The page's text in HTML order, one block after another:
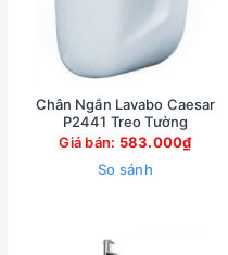
Chân Ngắn Lavabo Caesar
P2441 Treo Tường
Giá bán: 583.000₫
So sánh